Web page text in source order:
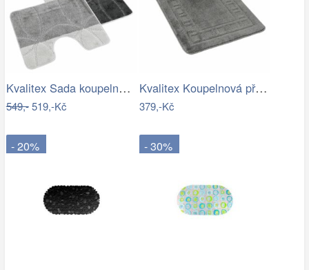
Kvalitex Sada koupelnových předložek…
549,-519,-Kč
Kvalitex Koupelnová předložka Rám šedá,…
379,-Kč
- 20% - 30%